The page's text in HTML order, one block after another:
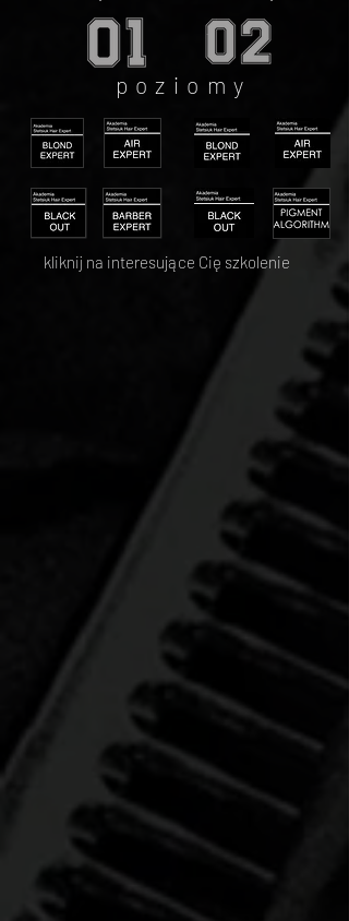
poziomy
kliknij na interesujące Cię szkolenie